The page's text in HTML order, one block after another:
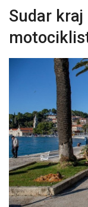
Sudar